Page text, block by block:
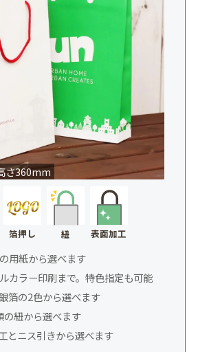
さ360mm
箔押し 紐 表面加工
用紙から選べます
カラー印刷まで。特色指定も可能
箔の2色から選べます
の紐から選べます
とニス引きから選べます